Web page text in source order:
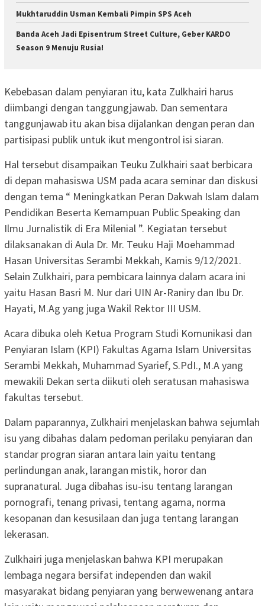
Mukhtaruddin Usman Kembali Pimpin SPS Aceh
Banda Aceh Jadi Episentrum Street Culture, Geber KARDO
Season 9 Menuju Rusia!
Kebebasan dalam penyiaran itu, kata Zulkhairi harus
diimbangi dengan tanggungjawab. Dan sementara
tanggunjawab itu akan bisa dijalankan dengan peran dan
partisipasi publik untuk ikut mengontrol isi siaran.
Hal tersebut disampaikan Teuku Zulkhairi saat berbicara
di depan mahasiswa USM pada acara seminar dan diskusi
dengan tema “ Meningkatkan Peran Dakwah Islam dalam
Pendidikan Beserta Kemampuan Public Speaking dan
Ilmu Jurnalistik di Era Milenial ”. Kegiatan tersebut
dilaksanakan di Aula Dr. Mr. Teuku Haji Moehammad
Hasan Universitas Serambi Mekkah, Kamis 9/12/2021.
Selain Zulkhairi, para pembicara lainnya dalam acara ini
yaitu Hasan Basri M. Nur dari UIN Ar-Raniry dan Ibu Dr.
Hayati, M.Ag yang juga Wakil Rektor III USM.
Acara dibuka oleh Ketua Program Studi Komunikasi dan
Penyiaran Islam (KPI) Fakultas Agama Islam Universitas
Serambi Mekkah, Muhammad Syarief, S.PdI., M.A yang
mewakili Dekan serta diikuti oleh seratusan mahasiswa
fakultas tersebut.
Dalam paparannya, Zulkhairi menjelaskan bahwa sejumlah
isu yang dibahas dalam pedoman perilaku penyiaran dan
standar progran siaran antara lain yaitu tentang
perlindungan anak, larangan mistik, horor dan
supranatural. Juga dibahas isu-isu tentang larangan
pornografi, tenang privasi, tentang agama, norma
kesopanan dan kesusilaan dan juga tentang larangan
lekerasan.
Zulkhairi juga menjelaskan bahwa KPI merupakan
lembaga negara bersifat independen dan wakil
masyarakat bidang penyiaran yang berwewenang antara